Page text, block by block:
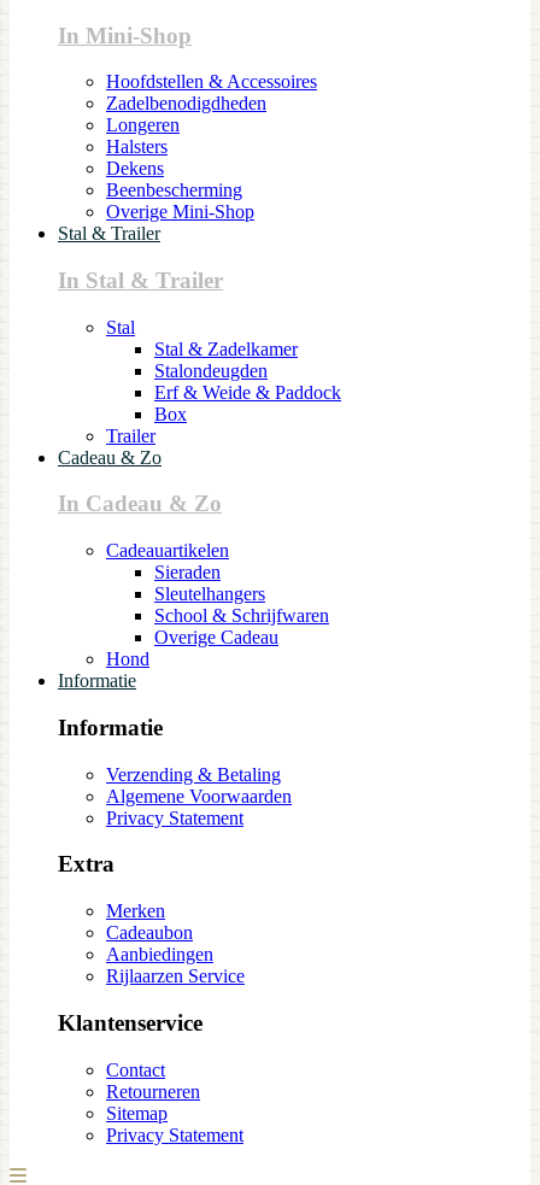
In Mini-Shop
Hoofdstellen & Accessoires
Zadelbenodigdheden
Longeren
Halsters
Dekens
Beenbescherming
Overige Mini-Shop
Stal & Trailer
In Stal & Trailer
Stal
Stal & Zadelkamer
Stalondeugden
Erf & Weide & Paddock
Box
Trailer
Cadeau & Zo
In Cadeau & Zo
Cadeauartikelen
Sieraden
Sleutelhangers
School & Schrijfwaren
Overige Cadeau
Hond
Informatie
Informatie
Verzending & Betaling
Algemene Voorwaarden
Privacy Statement
Extra
Merken
Cadeaubon
Aanbiedingen
Rijlaarzen Service
Klantenservice
Contact
Retourneren
Sitemap
Privacy Statement